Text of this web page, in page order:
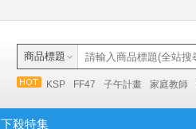
商品標題
KSP FF47 子午計畫 家庭教師
下殺特集